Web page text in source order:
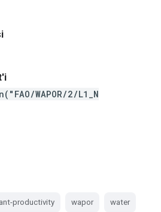
WAPOR/2/L1_N
productivity wapor water